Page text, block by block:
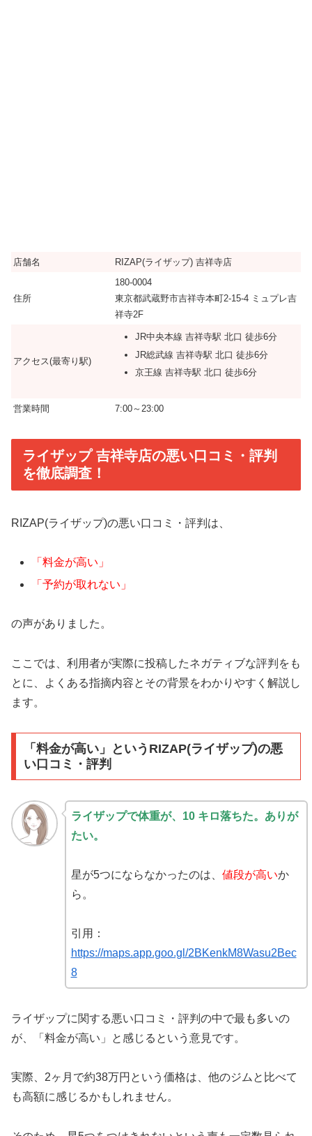
店舗名 RIZAP(ライザップ) 吉祥寺店
住所
180-0004
東京都武蔵野市吉祥寺本町2-15-4 ミュプレ吉
祥寺2F
アクセス(最寄り駅)
JR中央本線 吉祥寺駅 北口 徒歩6分
JR総武線 吉祥寺駅 北口 徒歩6分
京王線 吉祥寺駅 北口 徒歩6分
営業時間 7:00～23:00
ライザップ 吉祥寺店の悪い口コミ・評判
を徹底調査！
RIZAP(ライザップ)の悪い口コミ・評判は、
「料金が高い」
「予約が取れない」
の声がありました。
ここでは、利用者が実際に投稿したネガティブな評判をも
とに、よくある指摘内容とその背景をわかりやすく解説し
ます。
「料金が高い」というRIZAP(ライザップ)の悪
い口コミ・評判
ライザップで体重が、10 キロ落ちた。ありが
たい。
星が5つにならなかったのは、 値段が高いか
ら。
引用：
https://maps.app.goo.gl/2BKenkM8Wasu2Bec
8
ライザップに関する悪い口コミ・評判の中で最も多いの
が、「料金が高い」と感じるという意見です。
実際、2ヶ月で約38万円という価格は、他のジムと比べて
も高額に感じるかもしれません。